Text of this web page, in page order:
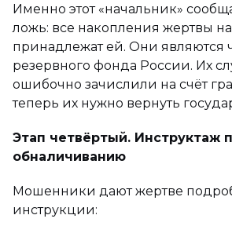
Именно этот «начальник»
ложь: все накопления жертвы
принадлежат ей. Они являются
резервного фонда России. Их
ошибочно зачислили на счёт
теперь их нужно вернуть
Этап четвёртый. Инструктаж
обналичиванию
Мошенники дают жертве
инструкции: